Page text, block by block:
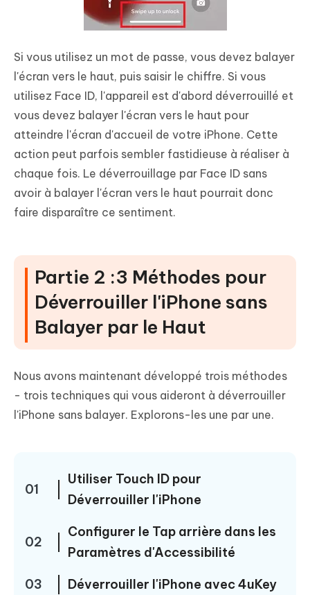
Si vous utilisez un mot de passe, vous devez balayer
l'écran vers le haut, puis saisir le chiffre. Si vous
utilisez Face ID, l'appareil est d'abord déverrouillé et
vous devez balayer l'écran vers le haut pour
atteindre l'écran d'accueil de votre iPhone. Cette
action peut parfois sembler fastidieuse à réaliser à
chaque fois. Le déverrouillage par Face ID sans
avoir à balayer l'écran vers le haut pourrait donc
faire disparaître ce sentiment.
Partie 2 :3 Méthodes pour
Déverrouiller l'iPhone sans
Balayer par le Haut
Nous avons maintenant développé trois méthodes
- trois techniques qui vous aideront à déverrouiller
l'iPhone sans balayer. Explorons-les une par une.
01
Utiliser Touch ID pour
Déverrouiller l'iPhone
02
Configurer le Tap arrière dans les
Paramètres d'Accessibilité
03
Déverrouiller l'iPhone avec 4uKey